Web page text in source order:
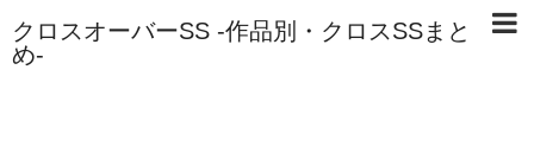
クロスオーバーSS -作品別・クロスSSまと
め-